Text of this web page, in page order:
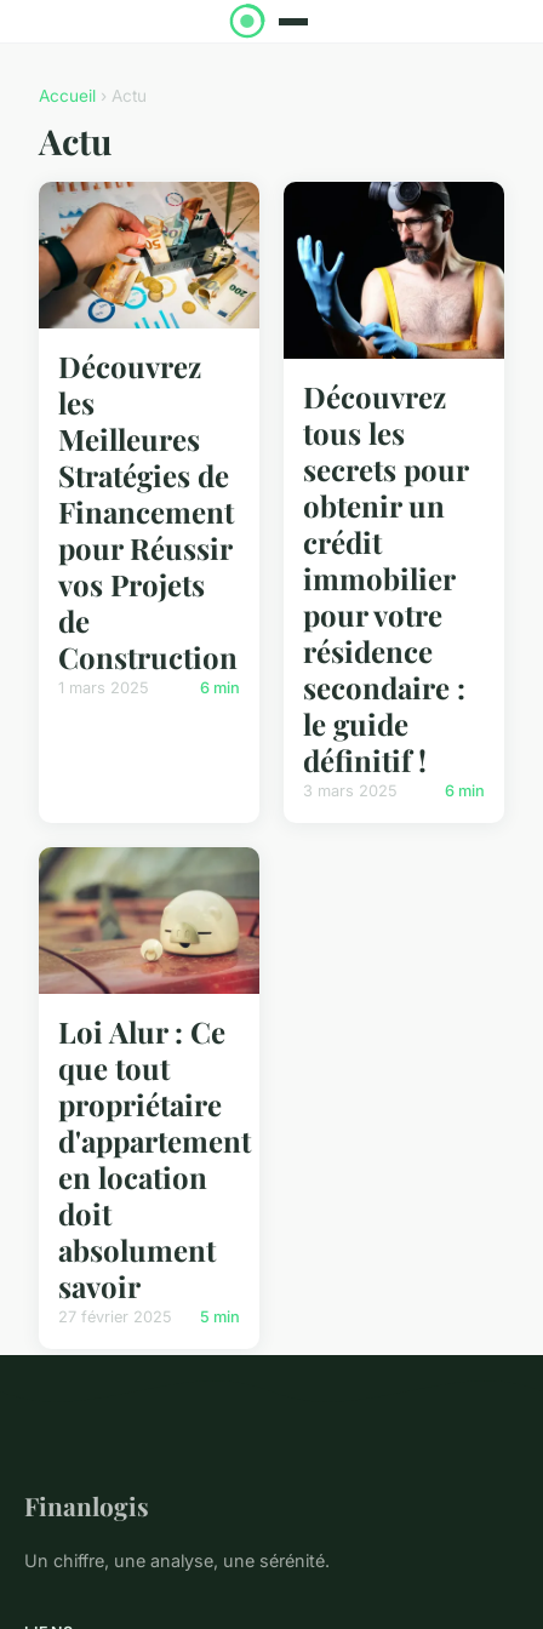
Accueil › Actu
Actu
Découvrez
les
Meilleures
Stratégies de
Financement
pour Réussir
vos Projets
de
Construction
1 mars 2025 6 min
Découvrez
tous les
secrets pour
obtenir un
crédit
immobilier
pour votre
résidence
secondaire :
le guide
définitif !
3 mars 2025 6 min
Loi Alur : Ce
que tout
propriétaire
d'appartement
en location
doit
absolument
savoir
27 février 2025 5 min
Finanlogis
Un chiffre, une analyse, une sérénité.